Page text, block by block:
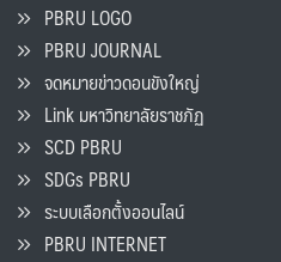
PBRU LOGO
PBRU JOURNAL
จดหมายข่าวดอนขังใหญ่
Link มหาวิทยาลัยราชภัฏ
SCD PBRU
SDGs PBRU
ระบบเลือกตั้งออนไลน์
PBRU INTERNET